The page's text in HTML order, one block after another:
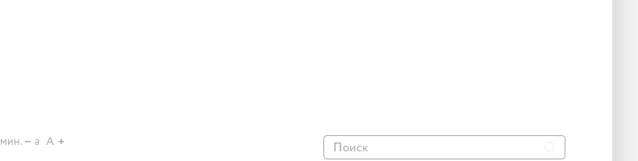
мин. a A